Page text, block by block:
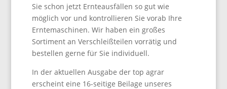
Sie schon jetzt Ernteausfällen so gut wie
möglich vor und kontrollieren Sie vorab Ihre
Erntemaschinen. Wir haben ein großes
Sortiment an Verschleißteilen vorrätig und
bestellen gerne für Sie individuell.
In der aktuellen Ausgabe der top agrar
erscheint eine 16-seitige Beilage unseres